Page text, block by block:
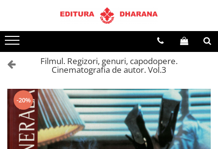
Terapii
Dietoterapie
Filmul. Regizori, genuri, capodopere.
Cinematografia de autor. Vol.3
-20%